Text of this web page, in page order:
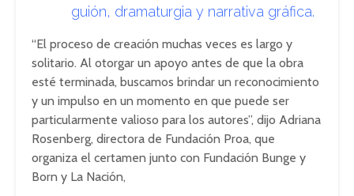
guión, dramaturgia y narrativa gráfica.
“El proceso de creación muchas veces es largo y
solitario. Al otorgar un apoyo antes de que la obra
esté terminada, buscamos brindar un reconocimiento
y un impulso en un momento en que puede ser
particularmente valioso para los autores”, dijo Adriana
Rosenberg, directora de Fundación Proa, que
organiza el certamen junto con Fundación Bunge y
Born y La Nación,